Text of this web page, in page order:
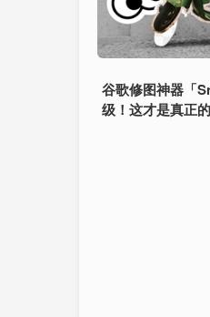
谷歌修图神器「
级！这才是真正